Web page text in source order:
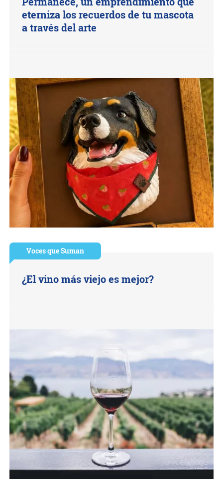
eterniza los recuerdos de tu mascota
a través del arte
Voces que Suman
¿El vino más viejo es mejor?